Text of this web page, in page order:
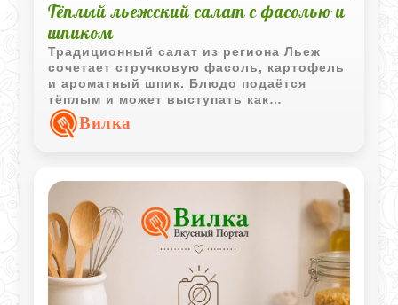
Тёплый льежский салат с фасолью и
шпиком
Традиционный салат из региона Льеж
сочетает стручковую фасоль, картофель
и ароматный шпик. Блюдо подаётся
тёплым и может выступать как
самостоятельная закуска или гарнир.
Вилка